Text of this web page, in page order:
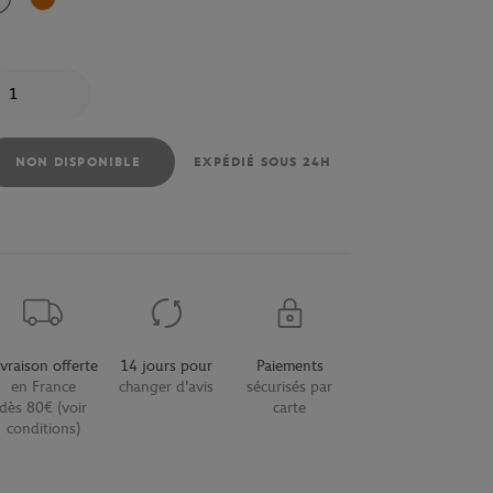
Orange
NON DISPONIBLE EXPÉDIÉ SOUS 24H
offerte
en France
dès 80€ (voir
conditions)
14 jours pour
changer d'avis
Paiements
sécurisés par
carte